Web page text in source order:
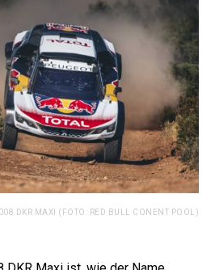
DKR MAXI (FOTO: RED BULL CONENT POOL)